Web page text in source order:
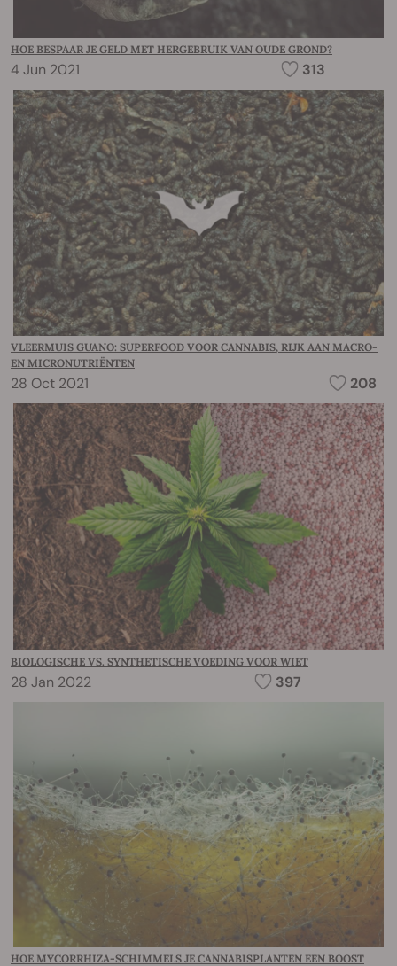
HOE BESPAAR JE GELD MET HERGEBRUIK VAN OUDE GROND?
4 Jun 2021 313
VLEERMUIS GUANO: SUPERFOOD VOOR CANNABIS, RIJK AAN MACRO-
EN MICRONUTRIËNTEN
28 Oct 2021 208
BIOLOGISCHE VS. SYNTHETISCHE VOEDING VOOR WIET
28 Jan 2022 397
HOE MYCORRHIZA-SCHIMMELS JE CANNABISPLANTEN EEN BOOST